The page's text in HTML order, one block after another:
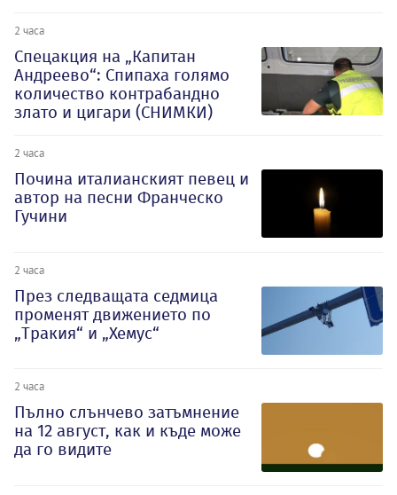
2 часа
Спецакция на „Капитан
Андреево“: Спипаха голямо
количество контрабандно
злато и цигари (СНИМКИ)
2 часа
Почина италианският певец и
автор на песни Франческо
Гучини
2 часа
През следващата седмица
променят движението по
„Тракия“ и „Хемус“
2 часа
Пълно слънчево затъмнение
на 12 август, как и къде може
да го видите